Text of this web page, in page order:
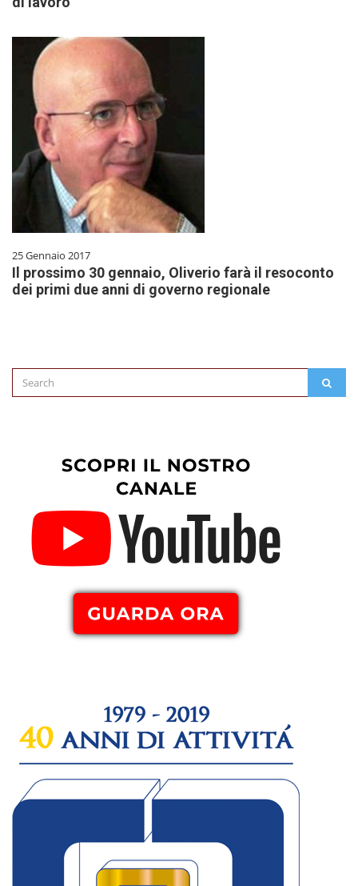
25 Gennaio 2017
Il prossimo 30 gennaio, Oliverio farà il resoconto
dei primi due anni di governo regionale
Search
for: